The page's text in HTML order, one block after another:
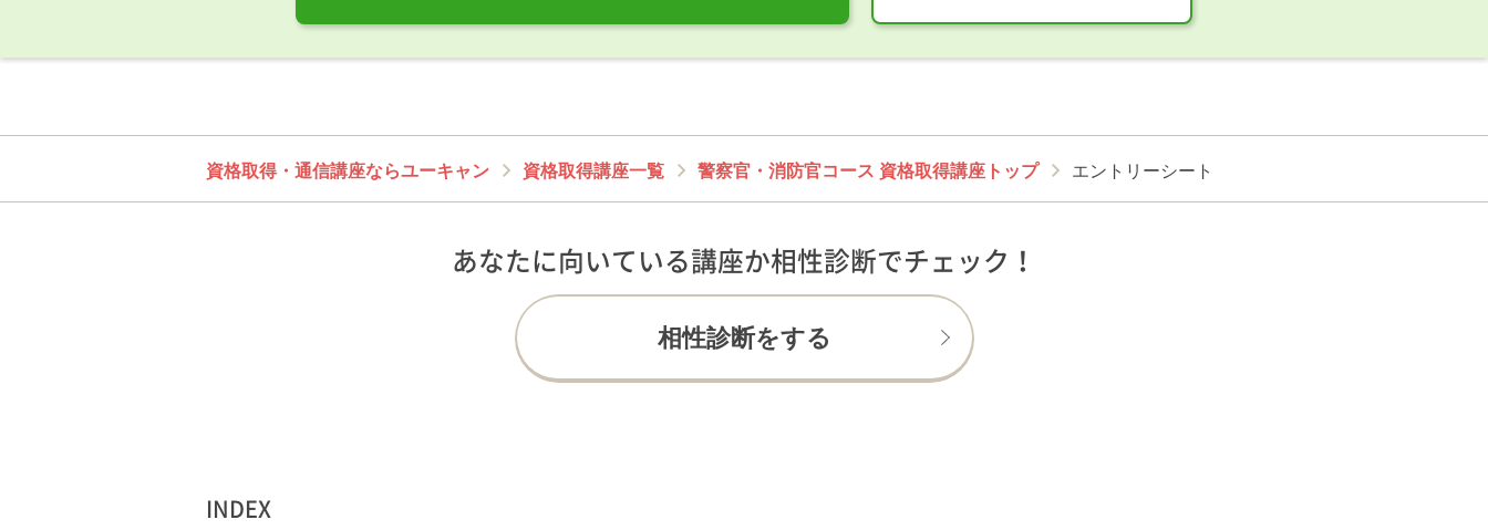
資格取得・通信講座ならユーキャン 資格取得講座一覧 警察官・消防官コース 資格取得講座トップ エントリーシート
あなたに向いている講座か相性診断でチェック！
相性診断をする
INDEX